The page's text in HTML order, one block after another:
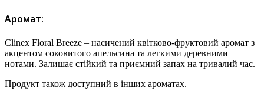
Аромат:
Clinex Floral Breeze – насичений квітково-фруктовий аромат з
акцентом соковитого апельсина та легкими деревними
нотами. Залишає стійкий та приємний запах на тривалий час.
Продукт також доступний в інших ароматах.